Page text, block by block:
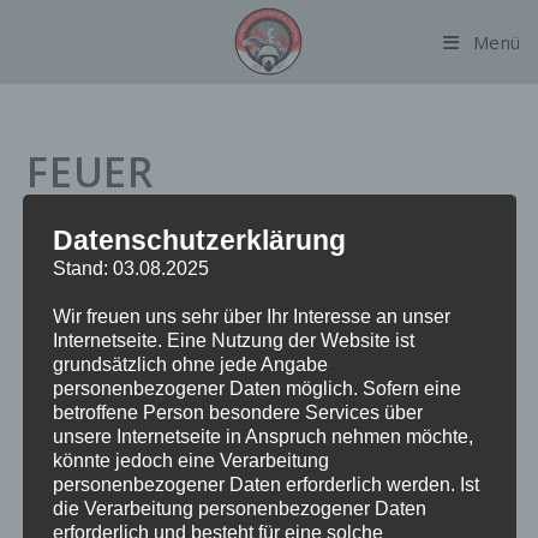
Menü
FEUER
BRANDMELDEANLAGE
Datum:27. April 2023 um 16:54 Uhr
Alarmierungsart:TME
Einsatzart:FEUBMA
Einsatzort:Weg beim Jäger
Fahrzeuge:FF Alsterdorf
Weitere Kräfte:BF Alsterdorf, Polizei
Datenschutzerklärung
Stand: 03.08.2025
Wir freuen uns sehr über Ihr Interesse an unser
Internetseite. Eine Nutzung der Website ist
grundsätzlich ohne jede Angabe
personenbezogener Daten möglich. Sofern eine
betroffene Person besondere Services über
unsere Internetseite in Anspruch nehmen möchte,
könnte jedoch eine Verarbeitung
personenbezogener Daten erforderlich werden. Ist
die Verarbeitung personenbezogener Daten
erforderlich und besteht für eine solche